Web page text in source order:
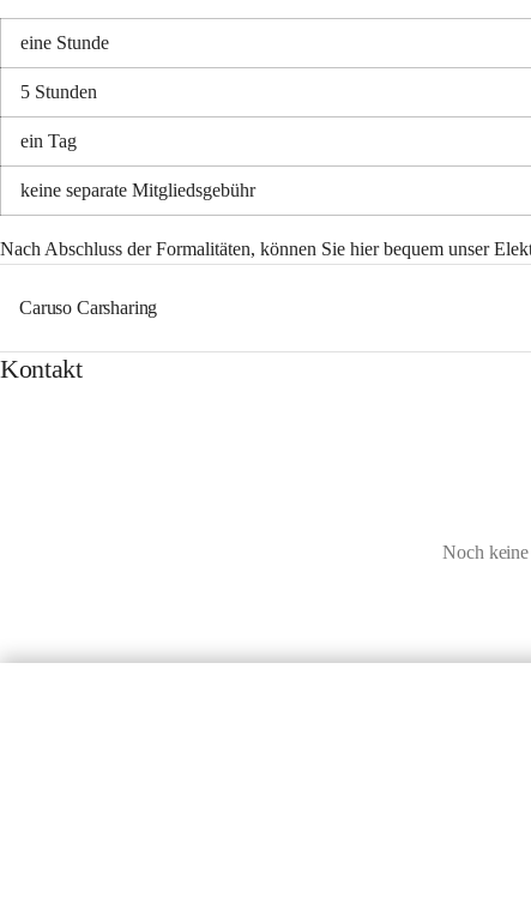
eine Stunde
5 Stunden
ein Tag
keine separate Mitgliedsgebühr
Nach Abschluss der Formalitäten, können Sie hier bequem unser
Caruso Carsharing
Kontakt
Noch